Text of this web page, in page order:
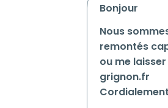
bonjour
Nous
remontés
ou me
grignon.fr
Cordialement